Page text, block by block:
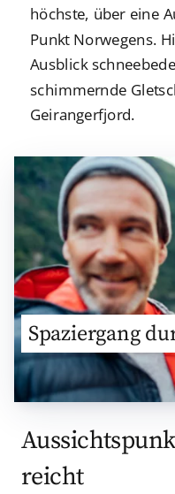
höchste, über eine
Punkt Norwegens.
Ausblick
schimmernde
Geirangerfjord.
Spaziergang
reicht